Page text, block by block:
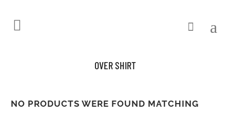
OVER SHIRT
NO PRODUCTS WERE FOUND MATCHING